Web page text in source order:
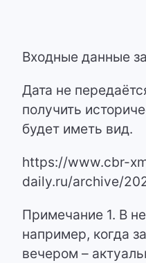
Входные данные
Дата не
получить
будет иметь вид.
https://www.cbr-
daily.ru/archive/
Примечание 1. В
например, когда
вечером –